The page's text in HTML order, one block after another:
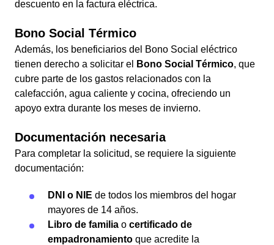
descuento en la factura eléctrica.
Bono Social Térmico
Además, los beneficiarios del Bono Social eléctrico
tienen derecho a solicitar el
Bono Social Térmico, que
cubre parte de los gastos relacionados con la
calefacción, agua caliente y cocina, ofreciendo un
apoyo extra durante los meses de invierno.
Documentación necesaria
Para completar la solicitud, se requiere la siguiente
documentación:
DNI o NIE de todos los miembros del hogar
mayores de 14 años.
Libro de familia o certificado de
empadronamiento que acredite la